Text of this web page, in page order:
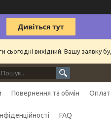
сьогодні вихідний. Вашу заявку
Повернення та обмін
FAQ